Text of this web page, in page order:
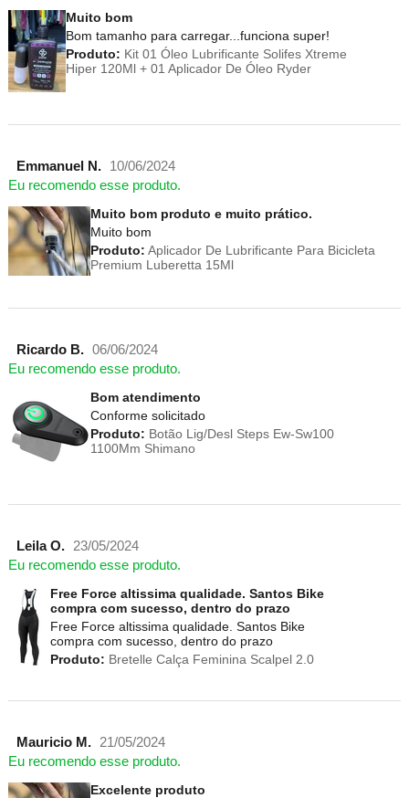
Muito bom
Bom tamanho para carregar...funciona super!
Produto: Kit 01 Óleo Lubrificante Solifes Xtreme
Hiper 120Ml + 01 Aplicador De Óleo Ryder
Emmanuel N.
10/06/2024
Eu recomendo esse produto.
Muito bom produto e muito prático.
Muito bom
Produto: Aplicador De Lubrificante Para Bicicleta
Premium Luberetta 15Ml
Ricardo B. 06/06/2024
Eu recomendo esse produto.
Bom atendimento
Conforme solicitado
Produto: Botão Lig/Desl Steps Ew-Sw100
1100Mm Shimano
Leila O.
23/05/2024
Eu recomendo esse produto.
Free Force altissima qualidade. Santos Bike
compra com sucesso, dentro do prazo
Free Force altissima qualidade. Santos Bike
compra com sucesso, dentro do prazo
Produto: Bretelle Calça Feminina Scalpel 2.0
Mauricio M.
21/05/2024
Eu recomendo esse produto.
Excelente produto